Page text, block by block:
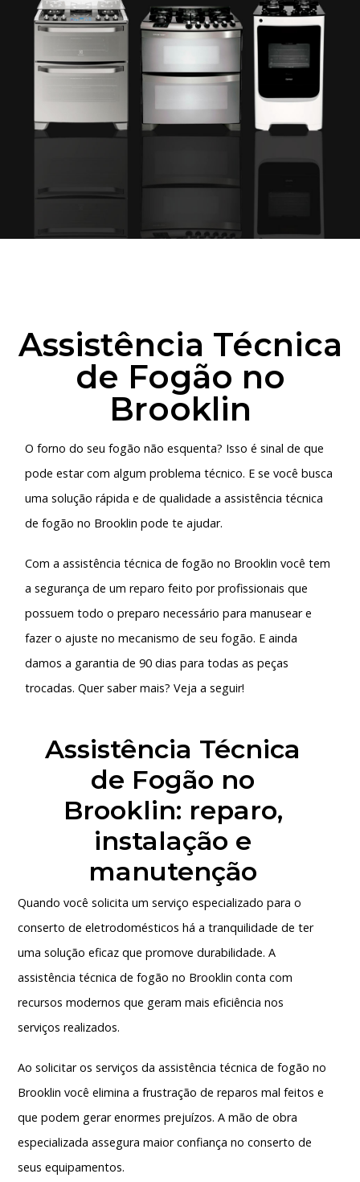
Assistência Técnica
de Fogão no
Brooklin
O forno do seu fogão não esquenta? Isso é sinal de que
pode estar com algum problema técnico. E se você busca
uma solução rápida e de qualidade aassistência técnica
de fogão no Brooklin pode te ajudar.
Com aassistência técnica de fogão no Brooklin você tem
a segurança de um reparo feito por profissionais que
possuem todo o preparo necessário para manusear e
fazer o ajuste no mecanismo de seu fogão. E ainda
damos a garantia de 90 dias para todas as peças
trocadas. Quer saber mais? Veja a seguir!
Assistência Técnica
de Fogão no
Brooklin: reparo,
instalação e
manutenção
Quando você solicita um serviço especializado para o
conserto de eletrodomésticos há a tranquilidade de ter
uma solução eficaz que promove durabilidade. A
assistência técnica de fogão no Brooklin conta com
recursos modernos que geram mais eficiência nos
serviços realizados.
Ao solicitar os serviços daassistência técnica de fogão no
Brooklin você elimina a frustração de reparos mal feitos e
que podem gerar enormes prejuízos. A mão de obra
especializada assegura maior confiança no conserto de
seus equipamentos.